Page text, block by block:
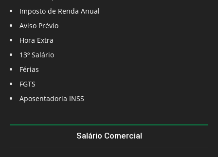
Imposto de Renda Anual
Aviso Prévio
Hora Extra
13º Salário
Férias
FGTS
Aposentadoria INSS
Salário Comercial